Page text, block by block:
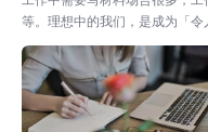
等。理想中的我们，是成为「
政财会、才思敏捷、倚马可待
在职场摸爬滚打多年，每到要写